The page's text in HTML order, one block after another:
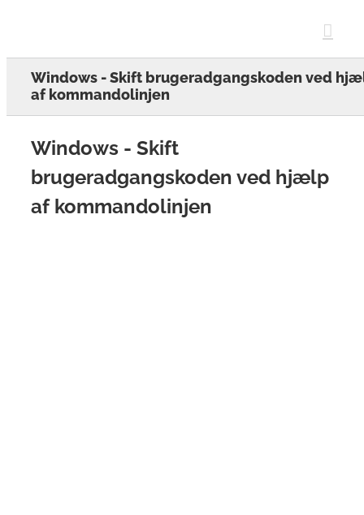
Windows - Skift brugeradgangskoden ved
af kommandolinjen
Windows - Skift
brugeradgangskoden ved hjælp
af kommandolinjen